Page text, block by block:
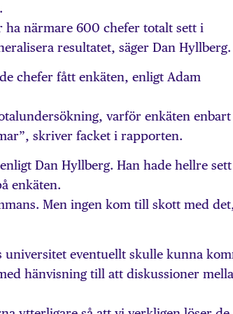
ha närmare 600 chefer totalt sett i
resultatet, säger Dan Hyllberg.
chefer fått enkäten, enligt Adam
varför enkäten enbart
skriver facket i rapporten.
Dan Hyllberg. Han hade hellre
enkäten.
Men ingen kom till skott med
eventuellt skulle kunna
hänvisning till att diskussioner